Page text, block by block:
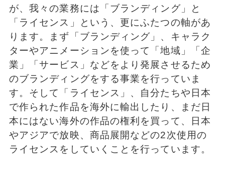
が、我々の業務には「ブランディング」と
「ライセンス」という、更にふたつの軸があ
ります。まず「ブランディング」、キャラク
ターやアニメーションを使って「地域」「企
業」「サービス」などをより発展させるため
のブランディングをする事業を⾏っていま
す。そして「ライセンス」、⾃分たちや日本
で作られた作品を海外に輸出したり、まだ⽇
本にはない海外の作品の権利を買って、⽇本
やアジアで放映、商品展開などの2次使用の
ライセンスをしていくことを⾏っています。